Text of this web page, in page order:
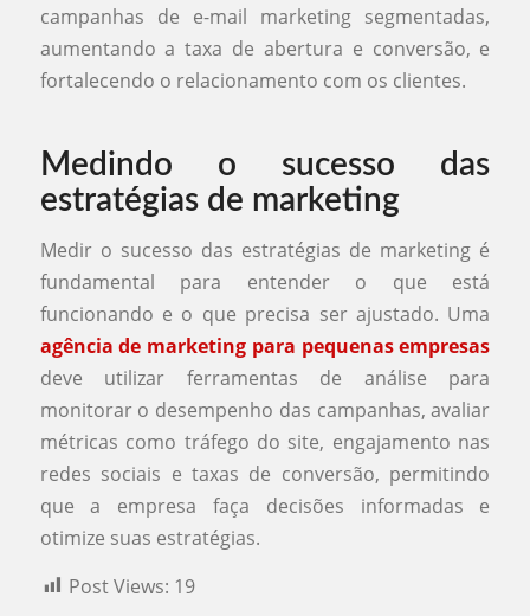
campanhas de e-mail marketing segmentadas,
aumentando a taxa de abertura e conversão, e
fortalecendo o relacionamento com os clientes.
Medindo o sucesso das
estratégias de marketing
Medir o sucesso das estratégias de marketing é
fundamental para entender o que está
funcionando e o que precisa ser ajustado. Uma
agência de marketing para pequenas empresas
deve utilizar ferramentas de análise para
monitorar o desempenho das campanhas, avaliar
métricas como tráfego do site, engajamento nas
redes sociais e taxas de conversão, permitindo
que a empresa faça decisões informadas e
otimize suas estratégias.
Post Views: 19